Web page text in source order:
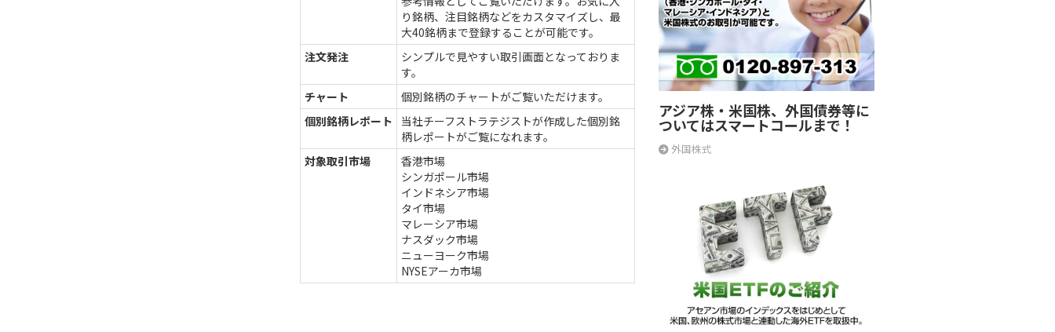
り銘柄、注目銘柄などをカスタマイズし、最
大40銘柄まで登録することが可能です。
注文発注
シンプルで見やすい取引画面となっておりま
す。
チャート
個別銘柄のチャートがご覧いただけます。
個別銘柄レポート
当社チーフストラテジストが作成した個別銘
柄レポートがご覧になれます。
対象取引市場
香港市場
シンガポール市場
インドネシア市場
タイ市場
マレーシア市場
ナスダック市場
ニューヨーク市場
NYSEアーカ市場
アジア株・米国株、外国債券等に
ついてはスマートコールまで！
外国株式